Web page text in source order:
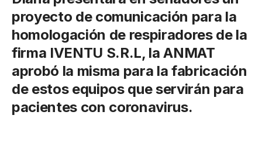
proyecto de comunicación para la
homologación de respiradores de la
firma IVENTU S.R.L, la ANMAT
aprobó la misma para la fabricación
de estos equipos que servirán para
pacientes con coronavirus.